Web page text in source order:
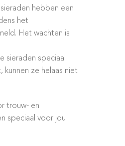
hebben een
het
Het wachten is
sieraden speciaal
ze helaas niet
trouw- en
speciaal voor jou